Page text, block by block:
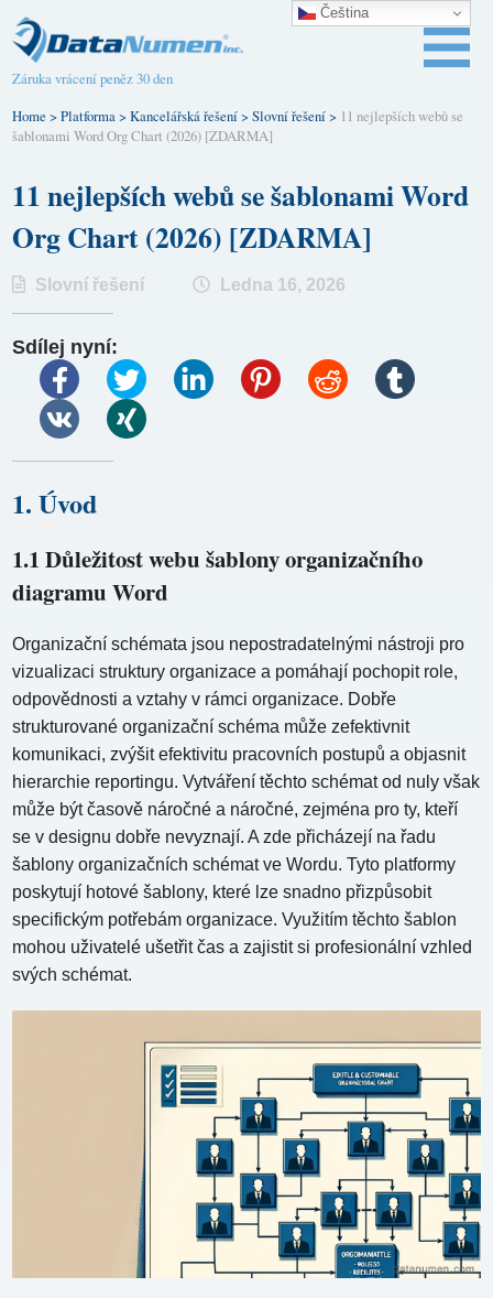
Záruka vrácení peněz 30 den
Home >Platforma>Kancelářská řešení>Slovní řešení> 11 nejlepších webů se
šablonami Word Org Chart (2026) [ZDARMA]
11 nejlepších webů se šablonami Word
Org Chart (2026) [ZDARMA]
Slovní řešení Ledna 16, 2026
Sdílej nyní:
1. Úvod
1.1 Důležitost webu šablony organizačního
diagramu Word
Organizační schémata jsou nepostradatelnými nástroji pro
vizualizaci struktury organizace a pomáhají pochopit role,
odpovědnosti a vztahy v rámci organizace. Dobře
strukturované organizační schéma může zefektivnit
komunikaci, zvýšit efektivitu pracovních postupů a objasnit
hierarchie reportingu. Vytváření těchto schémat od nuly však
může být časově náročné a náročné, zejména pro ty, kteří
se v designu dobře nevyznají. A zde přicházejí na řadu
šablony organizačních schémat ve Wordu. Tyto platformy
poskytují hotové šablony, které lze snadno přizpůsobit
specifickým potřebám organizace. Využitím těchto šablon
mohou uživatelé ušetřit čas a zajistit si profesionální vzhled
svých schémat.
Čeština‎